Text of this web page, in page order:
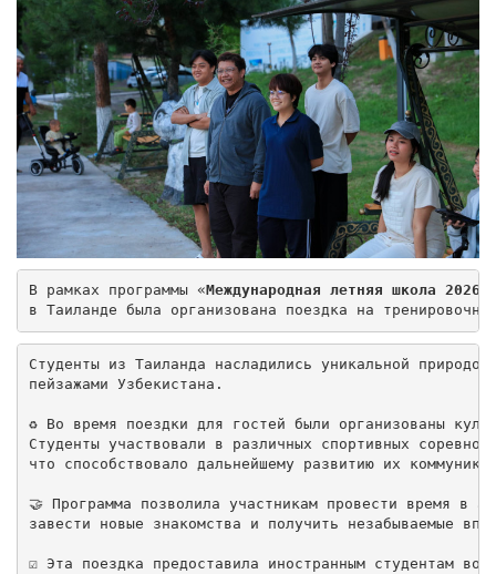
В рамках программы «Международная летняя школа 2026
в Таиланде была организована поездка на
Студенты из Таиланда насладились уникальной
пейзажами Узбекистана.
♻️ Во время поездки для гостей были организованы
Студенты участвовали в различных спортивных
что способствовало дальнейшему развитию их
🤝 Программа позволила участникам провести время в
завести новые знакомства и получить незабываемые
☑️ Эта поездка предоставила иностранным студентам